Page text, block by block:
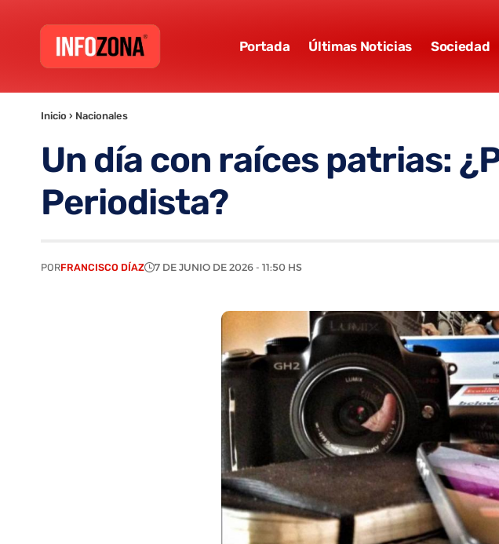
Portada Últimas Noticias Sociedad
Inicio › Nacionales
Un día con raíces patrias:
Periodista?
PORFRANCISCO DÍAZ 7 DE JUNIO DE 2026 - 11:50 HS